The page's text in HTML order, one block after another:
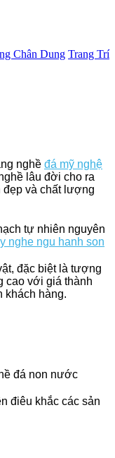
Chân Dung Trang Trí
nghề đá mỹ nghệ
lâu đời cho ra
đẹp và chất lượng
tự nhiên nguyên
nghe ngu hanh son
đặc biệt là tượng
cao với giá thành
khách hàng.
đá non nước
điêu khắc các sản